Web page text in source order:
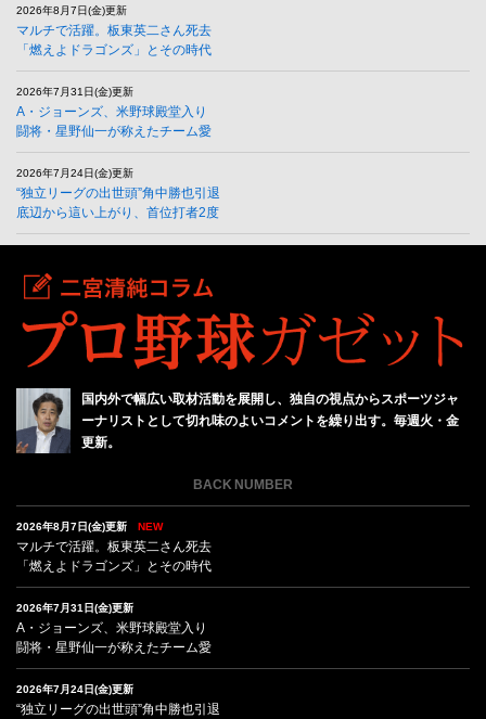
2026年8月7日(金)更新
マルチで活躍。板東英二さん死去
「燃えよドラゴンズ」とその時代
2026年7月31日(金)更新
A・ジョーンズ、米野球殿堂入り
闘将・星野仙一が称えたチーム愛
2026年7月24日(金)更新
“独立リーグの出世頭”角中勝也引退
底辺から這い上がり、首位打者2度
国内外で幅広い取材活動を展開し、独自の視点からスポーツジャ
ーナリストとして切れ味のよいコメントを繰り出す。毎週火・金
更新。
BACK NUMBER
2026年8月7日(金)更新 NEW
マルチで活躍。板東英二さん死去
「燃えよドラゴンズ」とその時代
2026年7月31日(金)更新
A・ジョーンズ、米野球殿堂入り
闘将・星野仙一が称えたチーム愛
2026年7月24日(金)更新
“独立リーグの出世頭”角中勝也引退